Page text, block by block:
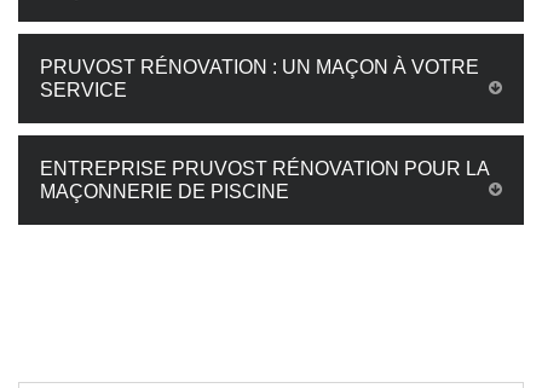
PRUVOST RÉNOVATION : UN MAÇON À VOTRE
SERVICE
ENTREPRISE PRUVOST RÉNOVATION POUR LA
MAÇONNERIE DE PISCINE